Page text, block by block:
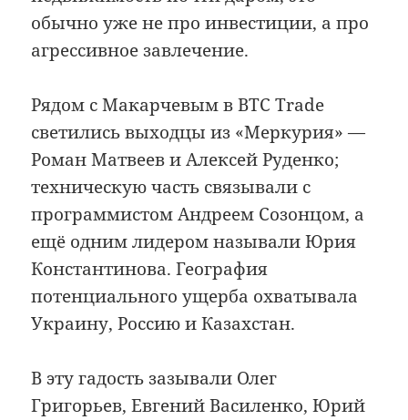
обычно уже не про инвестиции, а про
агрессивное завлечение.
Рядом с Макарчевым в BTC Trade
светились выходцы из «Меркурия» —
Роман Матвеев и Алексей Руденко;
техническую часть связывали с
программистом Андреем Созонцом, а
ещё одним лидером называли Юрия
Константинова. География
потенциального ущерба охватывала
Украину, Россию и Казахстан.
В эту гадость зазывали Олег
Григорьев, Евгений Василенко, Юрий